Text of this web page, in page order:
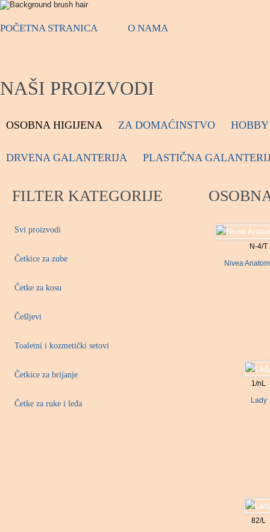
POČETNA STRANICA O NAMA
NAŠI PROIZVODI
OSOBNA HIGIJENA ZA DOMAĆINSTVO
DRVENA GALANTERIJA PLASTIČNA
FILTER KATEGORIJE
Svi proizvodi
Četkice za zube
Četke za kosu
Češljevi
Toaletni i kozmetički setovi
Četkice za brijanje
Četke za ruke i leđa
N-4/T
Nivea
1/nL
Lady
82/L